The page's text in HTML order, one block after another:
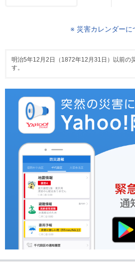
※ 災害カレンダーに
明治5年12月2日（1872年12月31日）以前の
す。